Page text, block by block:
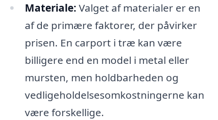
Materiale: Valget af materialer er en
af de primære faktorer, der påvirker
prisen. En carport i træ kan være
billigere end en model i metal eller
mursten, men holdbarheden og
vedligeholdelsesomkostningerne kan
være forskellige.